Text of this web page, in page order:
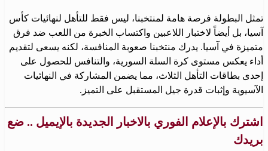
تمثل البطولة فرصة هامة لمنتخبنا، ليس فقط للتأهل لنهائيات كأس
آسيا، بل أيضاً لاختبار اللاعبين واكتساب الخبرة من اللعب ضد فرق
متميزة في آسيا. يدرك منتخبنا صعوبة المنافسة، لكنه يسعى لتقديم
أداء يعكس مستوى كرة السلة السورية، والتنافس للحصول على
إحدى بطاقات التأهل الثلاث، مما يضمن المشاركة في النهائيات
الآسيوية وإثبات قدرة جيل المستقبل على التميز.
اشترك بالإعلام الفوري بالاخبار الجديدة بالإيميل .. ضع
بريدك